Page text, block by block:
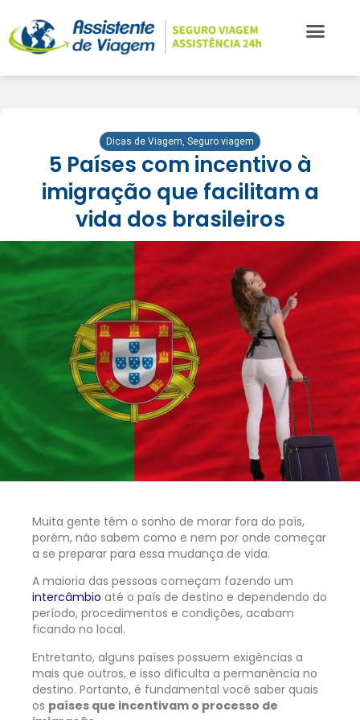
Dicas de Viagem, Seguro viagem
5 Países com incentivo à
imigração que facilitam a
vida dos brasileiros
Muita gente têm o sonho de morar fora do país,
porém, não sabem como e nem por onde começar
a se preparar para essa mudança de vida.
A maioria das pessoas começam fazendo um
intercâmbio até o país de destino e dependendo do
período, procedimentos e condições, acabam
ficando no local.
Entretanto, alguns países possuem exigências a
mais que outros, e isso dificulta a permanência no
destino. Portanto, é fundamental você saber quais
os países que incentivam o processo de